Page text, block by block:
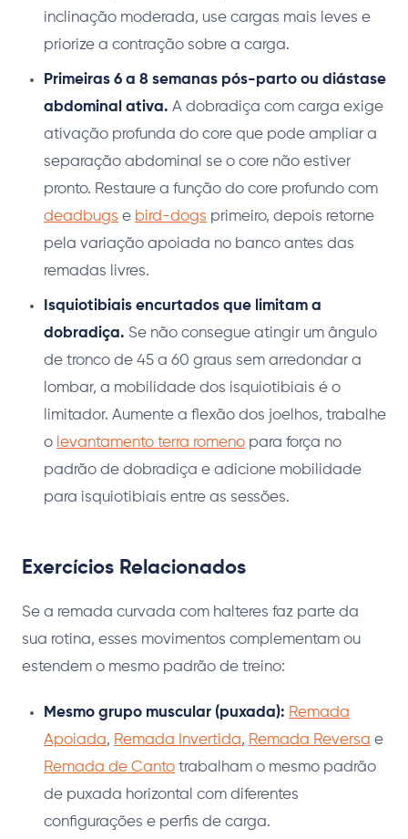
inclinação moderada, use cargas mais leves e
priorize a contração sobre a carga.
Primeiras 6 a 8 semanas pós-parto ou diástase
abdominal ativa. A dobradiça com carga exige
ativação profunda do core que pode ampliar a
separação abdominal se o core não estiver
pronto. Restaure a função do core profundo com
deadbugs e bird-dogs primeiro, depois retorne
pela variação apoiada no banco antes das
remadas livres.
Isquiotibiais encurtados que limitam a
dobradiça. Se não consegue atingir um ângulo
de tronco de 45 a 60 graus sem arredondar a
lombar, a mobilidade dos isquiotibiais é o
limitador. Aumente a flexão dos joelhos, trabalhe
o levantamento terra romeno para força no
padrão de dobradiça e adicione mobilidade
para isquiotibiais entre as sessões.
Exercícios Relacionados
Se a remada curvada com halteres faz parte da
sua rotina, esses movimentos complementam ou
estendem o mesmo padrão de treino:
Mesmo grupo muscular (puxada): Remada
Apoiada, Remada Invertida, Remada Reversa e
Remada de Canto trabalham o mesmo padrão
de puxada horizontal com diferentes
configurações e perfis de carga.